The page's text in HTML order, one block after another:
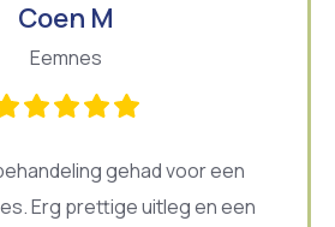
Eemnes
gehad voor een
Erg prettige uitleg en een
Coen M